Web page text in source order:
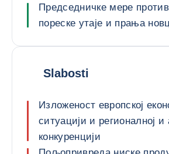
Председничке мере против
пореске утаје и прања
Slabosti
Изложеност европској
ситуацији и регионалној и
конкуренцији